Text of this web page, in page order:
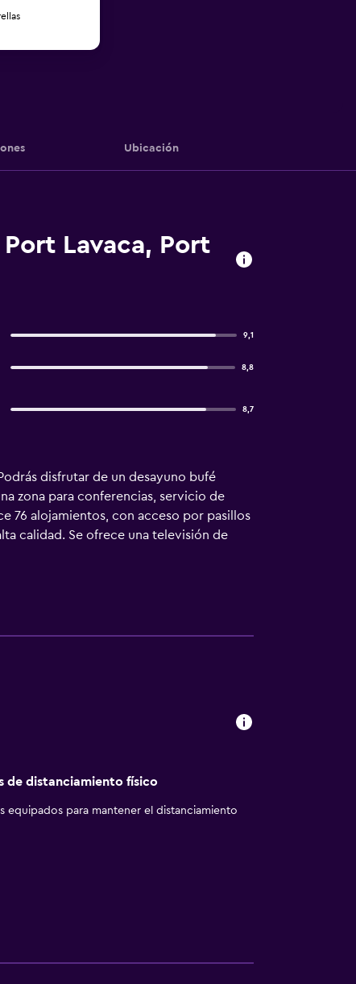
Ubicación
Lavaca, Port
9,1
8,8
8,7
disfrutar de un desayuno bufé
zona para conferencias, servicio de
76 alojamientos, con acceso por pasillos
calidad. Se ofrece una televisión de
Los baños están equipados con
por la web gracias a nuestro acceso
de distanciamiento físico
equipados para mantener el distanciamiento